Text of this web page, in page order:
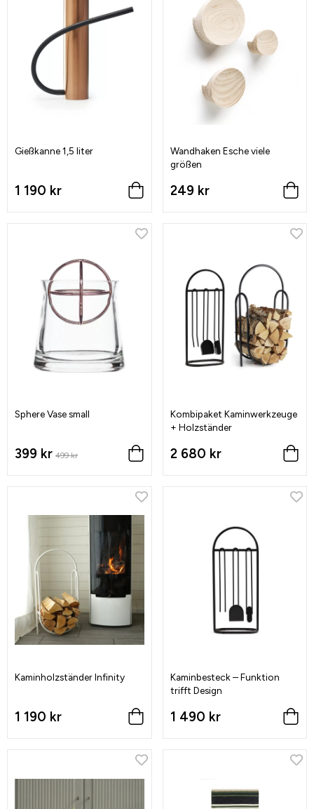
Gießkanne 1,5 liter
1 190 kr
Wandhaken Esche viele
größen
249 kr
Sphere Vase small
399 kr 499 kr
Kombipaket Kaminwerkzeuge
+ Holzständer
2 680 kr
Kaminholzständer Infinity
1 190 kr
Kaminbesteck – Funktion
trifft Design
1 490 kr